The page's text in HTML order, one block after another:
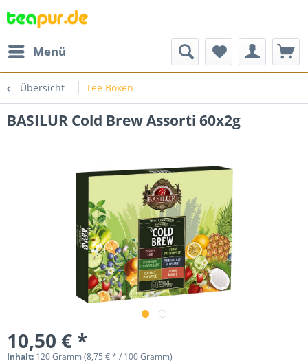
Menü
Übersicht Tee Boxen
BASILUR Cold Brew Assorti 60x2g
10,50 € *
Inhalt: 120 Gramm (8,75 € * / 100 Gramm)